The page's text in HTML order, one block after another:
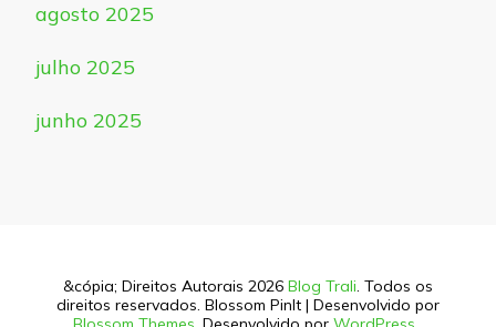
agosto 2025
julho 2025
junho 2025
&cópia; Direitos Autorais 2026 Blog Trali. Todos os
direitos reservados. Blossom PinIt | Desenvolvido por